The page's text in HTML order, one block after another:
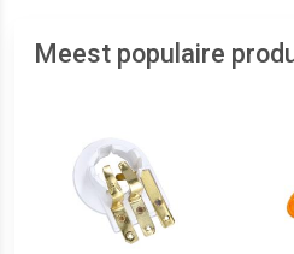
Meest populaire